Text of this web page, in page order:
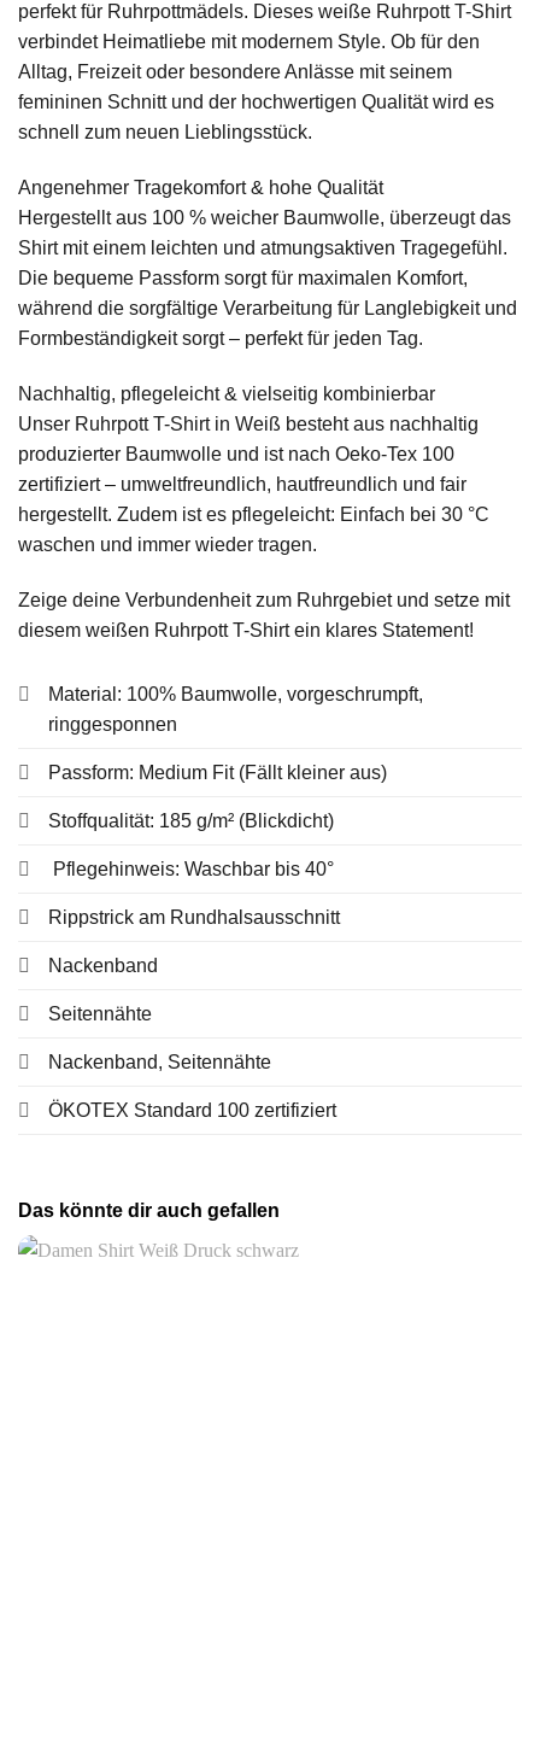
perfekt für Ruhrpottmädels. Dieses weiße Ruhrpott T-Shirt
verbindet Heimatliebe mit modernem Style. Ob für den
Alltag, Freizeit oder besondere Anlässe mit seinem
femininen Schnitt und der hochwertigen Qualität wird es
schnell zum neuen Lieblingsstück.
Angenehmer Tragekomfort & hohe Qualität
Hergestellt aus 100 % weicher Baumwolle, überzeugt das
Shirt mit einem leichten und atmungsaktiven Tragegefühl.
Die bequeme Passform sorgt für maximalen Komfort,
während die sorgfältige Verarbeitung für Langlebigkeit und
Formbeständigkeit sorgt – perfekt für jeden Tag.
Nachhaltig, pflegeleicht & vielseitig kombinierbar
Unser Ruhrpott T-Shirt in Weiß besteht aus nachhaltig
produzierter Baumwolle und ist nach Oeko-Tex 100
zertifiziert – umweltfreundlich, hautfreundlich und fair
hergestellt. Zudem ist es pflegeleicht: Einfach bei 30 °C
waschen und immer wieder tragen.
Zeige deine Verbundenheit zum Ruhrgebiet und setze mit
diesem weißen Ruhrpott T-Shirt ein klares Statement!
Material: 100% Baumwolle, vorgeschrumpft,
ringgesponnen
Passform: Medium Fit (Fällt kleiner aus)
Stoffqualität: 185 g/m² (Blickdicht)
Pflegehinweis: Waschbar bis 40°
Rippstrick am Rundhalsausschnitt
Nackenband
Seitennähte
Nackenband, Seitennähte
ÖKOTEX Standard 100 zertifiziert
Das könnte dir auch gefallen